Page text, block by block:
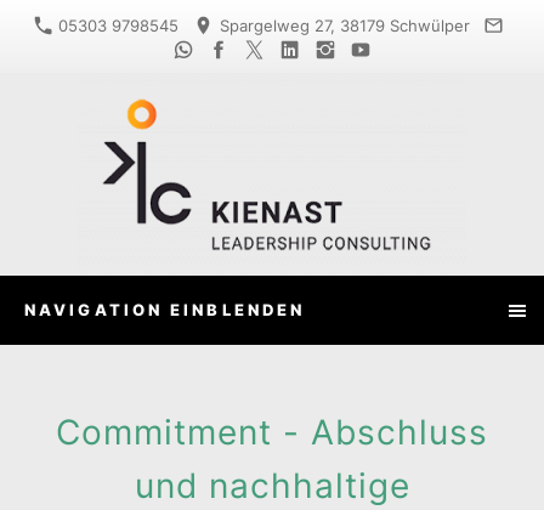
05303 9798545 Spargelweg 27, 38179 Schwülper
NAVIGATION EINBLENDEN
Commitment - Abschluss
und nachhaltige